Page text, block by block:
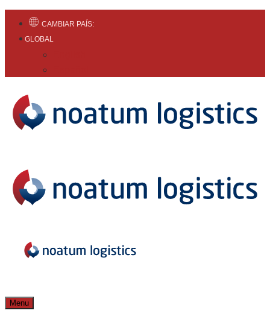
CAMBIAR PAÍS:
GLOBAL
Menu